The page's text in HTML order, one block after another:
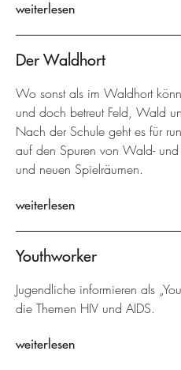
weiterlesen
Der Waldhort
Wo sonst als im Waldhort
und doch betreut Feld, Wald
Nach der Schule geht es für
auf den Spuren von Wald-
und neuen Spielräumen.
weiterlesen
Youthworker
Jugendliche informieren als
die Themen HIV und AIDS.
weiterlesen